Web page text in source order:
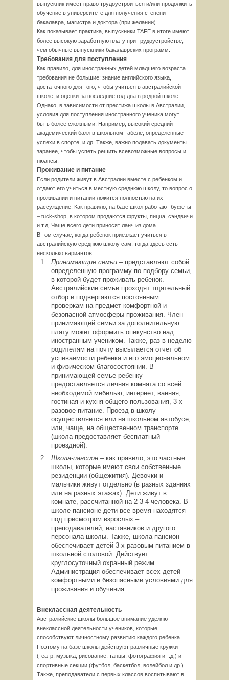
выпускник имеет право трудоустроиться и/или продолжить
обучение в университете для получения степени
бакалавра, магистра и доктора (при желании).
Как показывает практика, выпускники TAFE в итоге имеют
более высокую заработную плату при трудоустройстве,
чем обычные выпускники бакалаврских программ.
Требования для поступления
Как правило, для иностранных детей младшего возраста
требования не большие: знание английского языка,
достаточного для того, чтобы учиться в австралийской
школе, и оценки за последние год-два в родной школе.
Однако, в зависимости от престижа школы в Австралии,
условия для поступления иностранного ученика могут
быть более сложными. Например, высокий средний
академический балл в школьном табеле, определенные
успехи в спорте, и др. Также, важно подавать документы
заранее, чтобы успеть решить всевозможные вопросы и
нюансы.
Проживание и питание
Если родители живут в Австралии вместе с ребенком и
отдают его учиться в местную среднюю школу, то вопрос о
проживании и питании ложится полностью на их
рассуждение. Как правило, на базе школ работают буфеты
– tuck-shop, в котором продаются фрукты, пицца, сэндвичи
и т.д. Чаще всего дети приносят ланч из дома.
В том случае, когда ребенок приезжает учиться в
австралийскую среднюю школу сам, тогда здесь есть
несколько вариантов:
Принимающие семьи – представляют собой
определенную программу по подбору семьи,
в которой будет проживать ребенок.
Австралийские семьи проходят тщательный
отбор и подвергаются постоянным
проверкам на предмет комфортной и
безопасной атмосферы проживания. Член
принимающей семьи за дополнительную
плату может оформить опекунство над
иностранным учеником. Также, раз в неделю
родителям на почту высылается отчет об
успеваемости ребенка и его эмоциональном
и физическом благосостоянии. В
принимающей семье ребенку
предоставляется личная комната со всей
необходимой мебелью, интернет, ванная,
гостиная и кухня общего пользования, 3-х
разовое питание. Проезд в школу
осуществляется или на школьном автобусе,
или, чаще, на общественном транспорте
(школа предоставляет бесплатный
проездной).
Школа-пансион – как правило, это частные
школы, которые имеют свои собственные
резиденции (общежития). Девочки и
мальчики живут отдельно (в разных зданиях
или на разных этажах). Дети живут в
комнате, рассчитанной на 2-3-4 человека. В
школе-пансионе дети все время находятся
под присмотром взрослых –
преподавателей, наставников и другого
персонала школы. Также, школа-пансион
обеспечивает детей 3-х разовым питанием в
школьной столовой. Действует
круглосуточный охранный режим.
Администрация обеспечивает всех детей
комфортными и безопасными условиями для
проживания и обучения.
Внеклассная деятельность
Австралийские школы большое внимание уделяют
внеклассной деятельности учеников, которые
способствуют личностному развитию каждого ребенка.
Поэтому на базе школы действуют различные кружки
(театр, музыка, рисование, танцы, фотография и т.д.) и
спортивные секции (футбол, баскетбол, волейбол и др.).
Также, преподаватели с первых классов воспитывают в